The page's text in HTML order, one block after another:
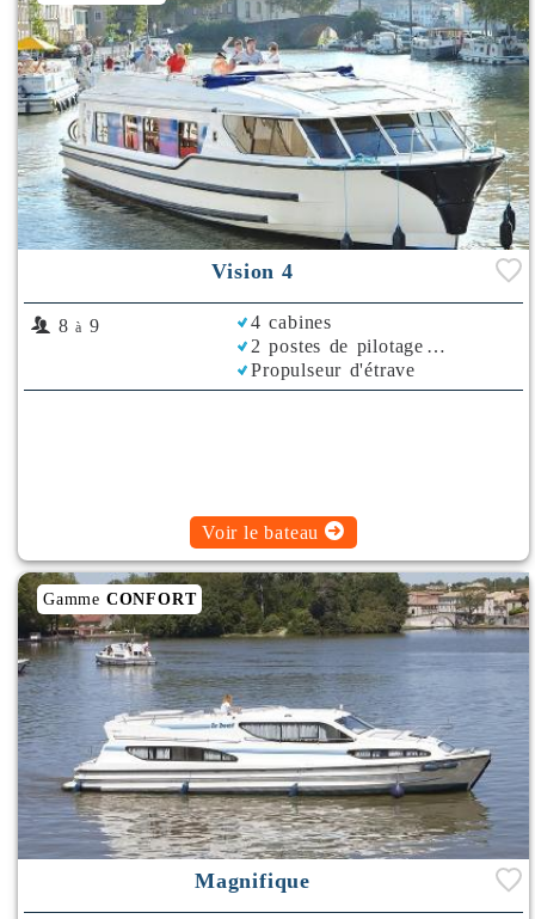
Vision 4
8 à 9
4 cabines
2 postes de pilotage
Propulseur d'étrave
Climatisation
Voir le bateau
Gamme CONFORT
Magnifique